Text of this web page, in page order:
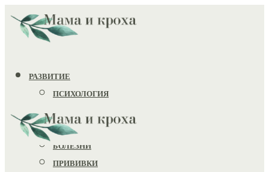
РАЗВИТИЕ
ПСИХОЛОГИЯ
ИГРУШКИ
ЗДОРОВЬЕ
БОЛЕЗНИ
ПРИВИВКИ